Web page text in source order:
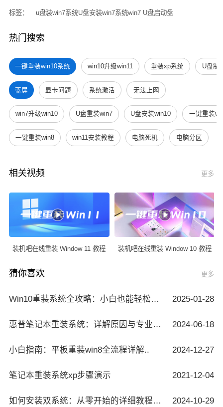
标签： u盘装win7系统U盘安装win7系统win7 U盘启动盘
热门搜索
一键重装win10系统 win10升级win11 重装xp系统 U盘制
蓝屏 显卡问题 系统激活 无法上网
win7升级win10 U盘重装win7 U盘安装win10 一键重装
一键重装win8 win11安装教程 电脑死机 电脑分区
相关视频 更多
装机吧在线重装 Window 11 教程 装机吧在线重装 Window 10 教程
猜你喜欢 更多
Win10重装系统全攻略：小白也能轻松搞定.. 2025-01-28
惠普笔记本重装系统：详解原因与专业方.. 2024-06-18
小白指南：平板重装win8全流程详解.. 2024-12-27
笔记本重装系统xp步骤演示 2021-12-04
如何安装双系统：从零开始的详细教程指.. 2024-10-29